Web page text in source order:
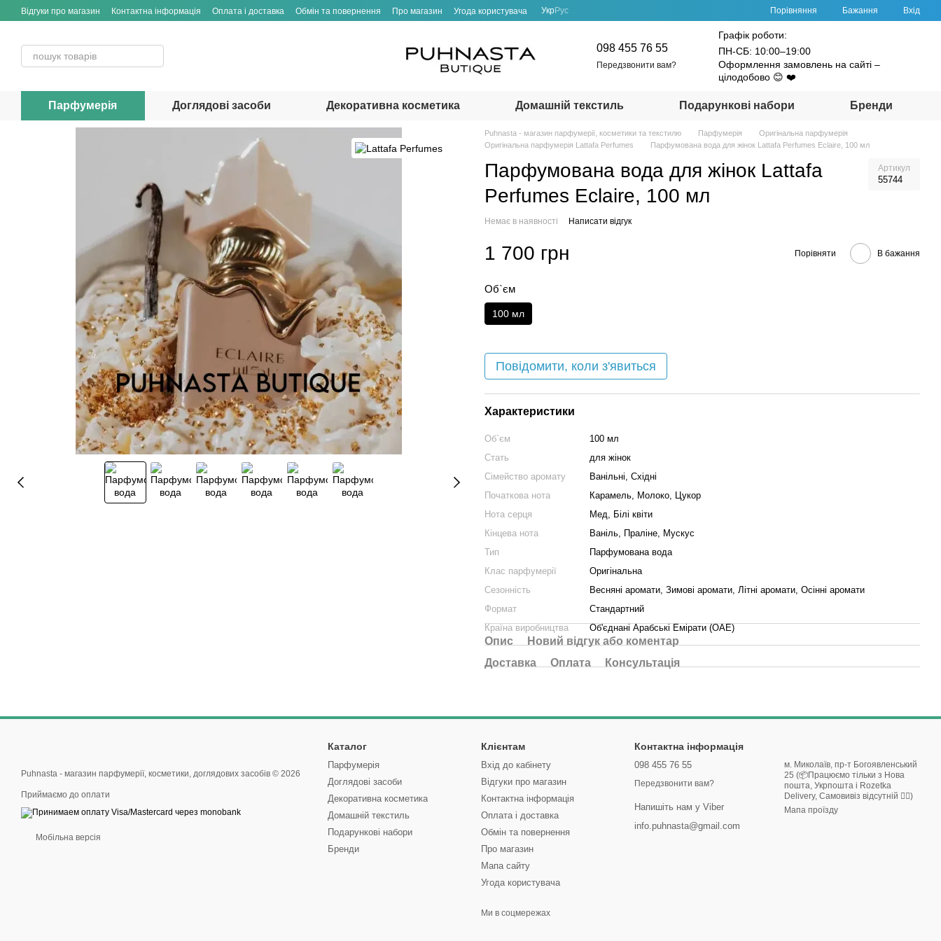
Перейти до основного контенту
Відгуки про магазин Контактна інформація Оплата і доставка Обмін та повернення Про магазин Угода користувача УкрРус Порівняння Бажання Вхід
098 455 76 55
Передзвонити вам?
Графік роботи:
ПН-СБ: 10:00–19:00
Оформлення замовлень на сайті –
цілодобово 😊 ❤️
Парфумерія Доглядові засоби Декоративна косметика Домашній текстиль Подарункові набори Бренди
Puhnasta - магазин парфумерії, косметики та текстилю Парфумерія
Оригінальна парфумерія
Оригінальна парфумерія Lattafa Perfumes
Парфумована вода для жінок Lattafa Perfumes Eclaire, 100 мл
Парфумована вода для жінок Lattafa
Perfumes Eclaire, 100 мл
Артикул
55744
Немає в наявності Написати відгук
1 700 грн Порівняти В бажання
Об`єм
100 мл
Повідомити, коли з'явиться
Характеристики
Об`єм
100 мл
Стать
для жінок
Сімейство аромату
Ванільні, Східні
Початкова нота
Карамель, Молоко, Цукор
Нота серця
Мед, Білі квіти
Кінцева нота
Ваніль, Праліне, Мускус
Тип
Парфумована вода
Клас парфумерії
Оригінальна
Сезонність
Весняні аромати, Зимові аромати, Літні аромати, Осінні аромати
Формат
Стандартний
Країна виробництва
Об'єднані Арабські Емірати (ОАЕ)
Опис
Новий відгук або коментар
Доставка
Оплата Консультація
Puhnasta - магазин парфумерії, косметики, доглядових засобів © 2026
Приймаємо до оплати
Мобільна версія
Каталог
Парфумерія
Доглядові засоби
Декоративна косметика
Домашній текстиль
Подарункові набори
Бренди
Клієнтам
Вхід до кабінету
Відгуки про магазин
Контактна інформація
Оплата і доставка
Обмін та повернення
Про магазин
Мапа сайту
Угода користувача
Ми в соцмережах
Контактна інформація
098 455 76 55
Передзвонити вам?
Напишіть нам у Viber
info.puhnasta@gmail.com
м. Миколаїв, пр-т Богоявленський
25 (📦Працюємо тільки з Нова
пошта, Укрпошта і Rozetka
Delivery, Самовивіз відсутній 🙅‍♀️)
Мапа проїзду